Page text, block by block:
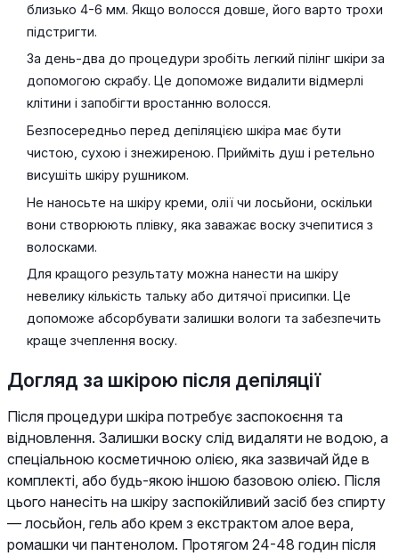
близько 4-6 мм. Якщо волосся довше, його варто трохи
підстригти.
За день-два до процедури зробіть легкий пілінг шкіри за
допомогою скрабу. Це допоможе видалити відмерлі
клітини і запобігти вростанню волосся.
Безпосередньо перед депіляцією шкіра має бути
чистою, сухою і знежиреною. Прийміть душ і ретельно
висушіть шкіру рушником.
Не наносьте на шкіру креми, олії чи лосьйони, оскільки
вони створюють плівку, яка заважає воску зчепитися з
волосками.
Для кращого результату можна нанести на шкіру
невелику кількість тальку або дитячої присипки. Це
допоможе абсорбувати залишки вологи та забезпечить
краще зчеплення воску.
Догляд за шкірою після депіляції
Після процедури шкіра потребує заспокоєння та
відновлення. Залишки воску слід видаляти не водою, а
спеціальною косметичною олією, яка зазвичай йде в
комплекті, або будь-якою іншою базовою олією. Після
цього нанесіть на шкіру заспокійливий засіб без спирту
— лосьйон, гель або крем з екстрактом алое вера,
ромашки чи пантенолом. Протягом 24-48 годин після